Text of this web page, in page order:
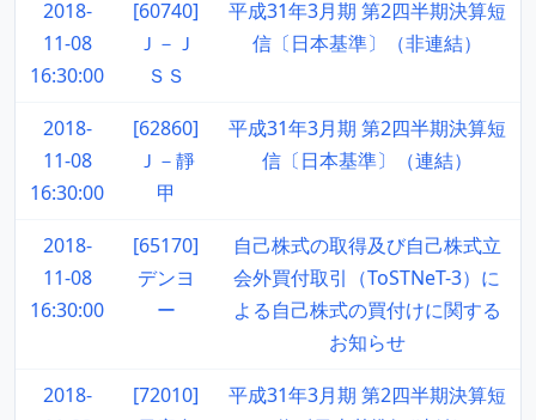
2018-
11-08
16:30:00
[60740]
Ｊ－Ｊ
ＳＳ
平成31年3月期 第2四半期決算短
信〔日本基準〕（非連結）
2018-
11-08
16:30:00
[62860]
Ｊ－靜
甲
平成31年3月期 第2四半期決算短
信〔日本基準〕（連結）
2018-
11-08
16:30:00
[65170]
デンヨ
ー
自己株式の取得及び自己株式立
会外買付取引（ToSTNeT-3）に
よる自己株式の買付けに関する
お知らせ
2018-
[72010]
平成31年3月期 第2四半期決算短